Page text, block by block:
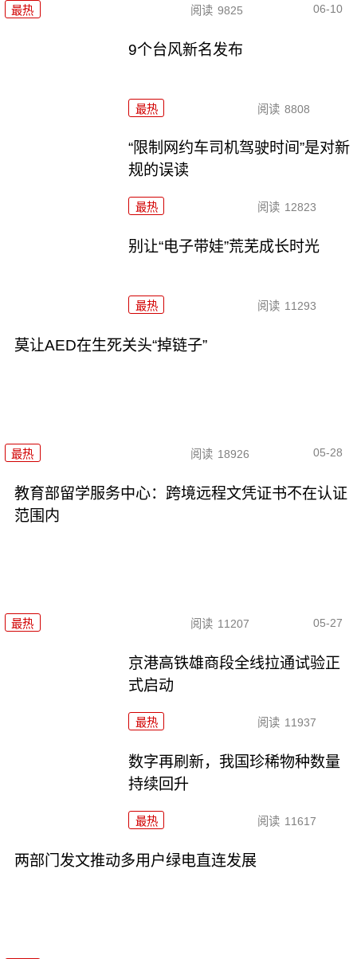
最热 阅读 9825 06-10
9个台风新名发布
最热 阅读 8808
“限制网约车司机驾驶时间”是对新
规的误读
最热 阅读 12823
别让“电子带娃”荒芜成长时光
最热 阅读 11293
莫让AED在生死关头“掉链子”
最热 阅读 18926 05-28
教育部留学服务中心：跨境远程文凭证书不在认证
范围内
最热 阅读 11207 05-27
京港高铁雄商段全线拉通试验正
式启动
最热 阅读 11937
数字再刷新，我国珍稀物种数量
持续回升
最热 阅读 11617
两部门发文推动多用户绿电直连发展